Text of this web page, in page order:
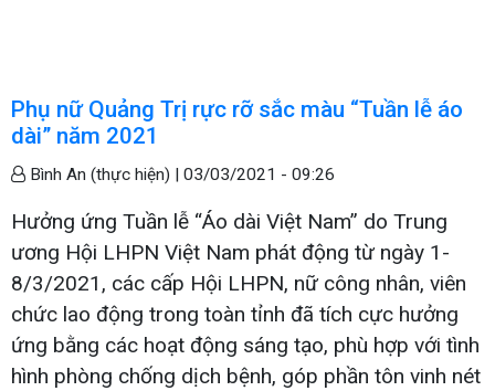
Phụ nữ Quảng Trị rực rỡ sắc màu “Tuần lễ áo
dài” năm 2021
Bình An (thực hiện) | 03/03/2021 - 09:26
Hưởng ứng Tuần lễ “Áo dài Việt Nam” do Trung
ương Hội LHPN Việt Nam phát động từ ngày 1-
8/3/2021, các cấp Hội LHPN, nữ công nhân, viên
chức lao động trong toàn tỉnh đã tích cực hưởng
ứng bằng các hoạt động sáng tạo, phù hợp với tình
hình phòng chống dịch bệnh, góp phần tôn vinh nét